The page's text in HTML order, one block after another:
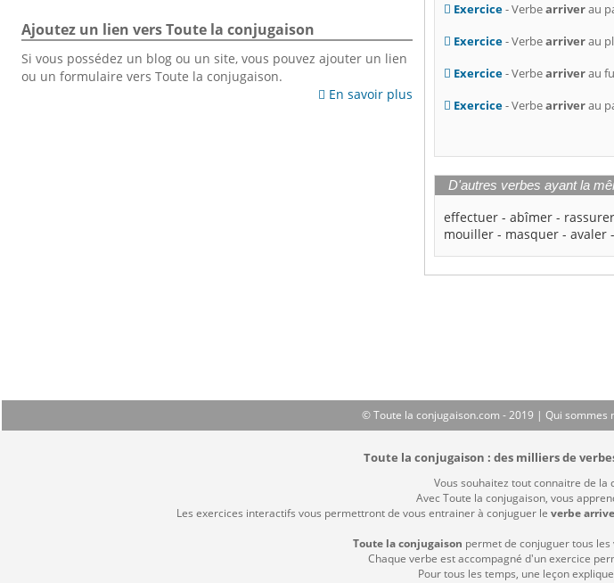
Exercice- Verbearriverau
Exercice- Verbearriverau
Exercice- Verbearriverau
Exercice- Verbearriverau
D'autres verbes ayant la
effectuer -abîmer - rassurer
mouiller - masquer -avaler
Ajoutez un lien vers Toute la conjugaison
Si vous possédez un blog ou un site, vous pouvez ajouter un lien
ou un formulaire vers Toute la conjugaison.
 En savoir plus
© Toute la conjugaison.com - 2019 | Qui sommes
Toute la conjugaison : des milliers de
Vous souhaitez tout connaitre de la
Avec Toute la conjugaison, vous
Les exercices interactifs vous permettront de vous entrainer à conjuguer le verbe
Toute la conjugaison permet de conjuguer tous
Chaque verbe est accompagné d'un exercice
Pour tous les temps, une leçon